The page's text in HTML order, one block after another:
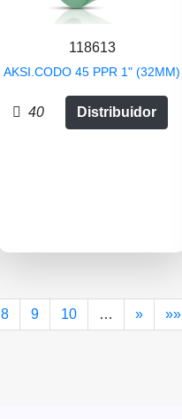
118613
AKSI.CODO 45 PPR 1" (32MM)
40 Distribuidor
8 9 10 … » »»